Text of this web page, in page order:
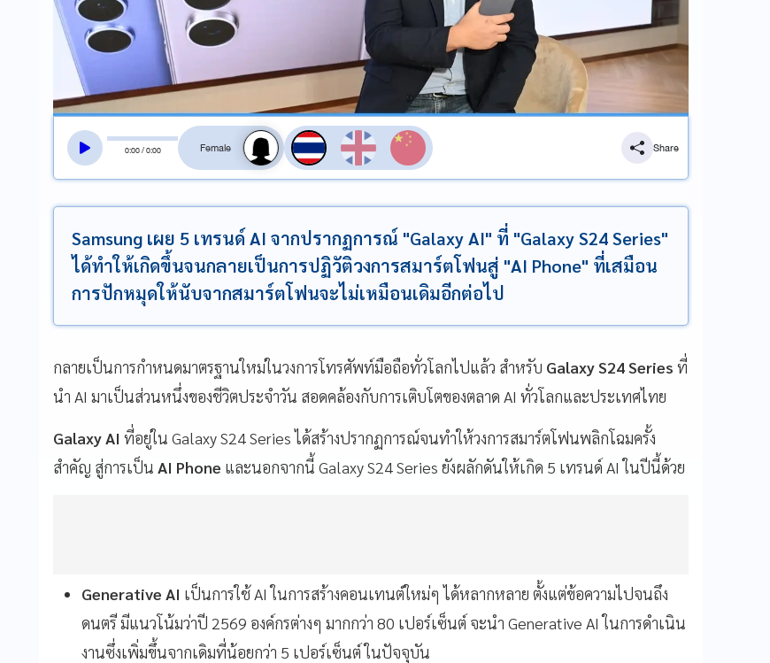
0:00/0:00
สลับเสียงอ่าน
Share
Samsung เผย 5 เทรนด์ AI จากปรากฏการณ์ "Galaxy AI" ที่ "Galaxy S24 Series"
ได้ทำให้เกิดขึ้นจนกลายเป็นการปฏิวัติวงการสมาร์ตโฟนสู่ "AI Phone" ที่เสมือน
การปักหมุดให้นับจากสมาร์ตโฟนจะไม่เหมือนเดิมอีกต่อไป
กลายเป็นการกำหนดมาตรฐานใหม่ในวงการโทรศัพท์มือถือทั่วโลกไปแล้ว สำหรับ Galaxy S24 Series ที่
นำ AI มาเป็นส่วนหนึ่งของชีวิตประจำวัน สอดคล้องกับการเติบโตของตลาด AI ทั่วโลกและประเทศไทย
Galaxy AI ที่อยู่ใน Galaxy S24 Series ได้สร้างปรากฏการณ์จนทำให้วงการสมาร์ตโฟนพลิกโฉมครั้ง
สำคัญ สู่การเป็น AI Phone และนอกจากนี้ Galaxy S24 Series ยังผลักดันให้เกิด 5 เทรนด์ AI ในปีนี้ด้วย
Generative AI เป็นการใช้ AI ในการสร้างคอนเทนต์ใหม่ๆ ได้หลากหลาย ตั้งแต่ข้อความไปจนถึง
ดนตรี มีแนวโน้มว่าปี 2569 องค์กรต่างๆ มากกว่า 80 เปอร์เซ็นต์ จะนำ Generative AI ในการดำเนิน
งานซึ่งเพิ่มขึ้นจากเดิมที่น้อยกว่า 5 เปอร์เซ็นต์ ในปัจจุบัน